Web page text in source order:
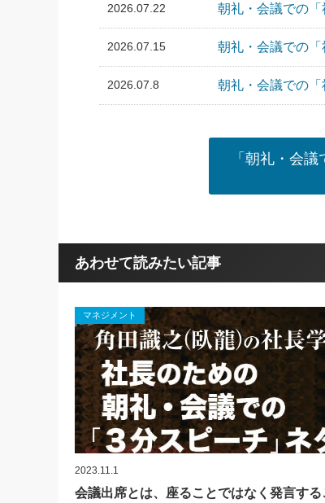
2026.07.22 朝礼・会議での「
2026.07.15 朝礼・会議での「
2026.07.8 朝礼・会議での「
「朝礼・会
あわせて読みたい記事
マネジメント
2023.11.1
会議出席とは、座ることではなく発言する